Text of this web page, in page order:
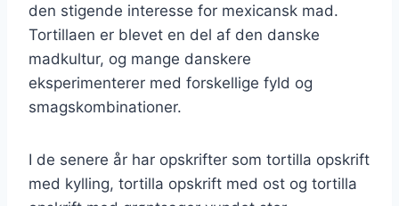
den stigende interesse for mexicansk mad.
Tortillaen er blevet en del af den danske
madkultur, og mange danskere
eksperimenterer med forskellige fyld og
smagskombinationer.
I de senere år har opskrifter som tortilla opskrift
med kylling, tortilla opskrift med ost og tortilla